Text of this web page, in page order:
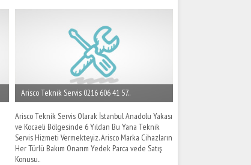
Arisco Teknik Servis 0216 606 41 57..
Arisco Teknik Servis Olarak İstanbul Anadolu Yakası
ve Kocaeli Bölgesinde 6 Yıldan Bu Yana Teknik
Servis Hizmeti Vermekteyiz. Arisco Marka Cihazların
Her Türlü Bakım Onarım Yedek Parca vede Satış
Konusu..